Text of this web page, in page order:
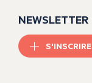
NEWSLETTER
S'INSCRIRE